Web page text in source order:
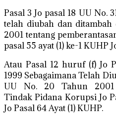
Pasal 3 Jo pasal 18 UU No.
telah diubah dan
2001 tentang
pasal 55 ayat (1) ke-1 KUHP
Atau Pasal 12 huruf (f) Jo
1999 Sebagaimana Telah
UU No. 20 Tahun 2001
Tindak Pidana Korupsi Jo
Jo Pasal 64 Ayat (1) KUHP.